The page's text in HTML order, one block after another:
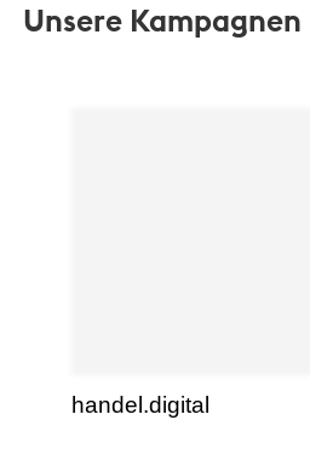
Unsere Kampagnen
handel.digital